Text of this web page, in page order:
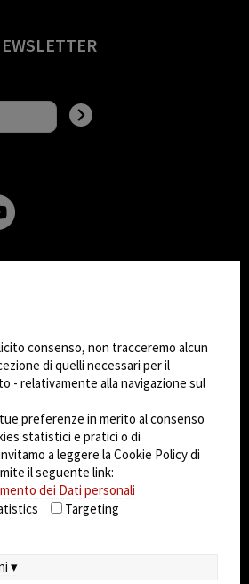
Società soggetta a direzione
KRENOVA SRL (Società a
- Sede Legale: Via Pana
(RA) Italy - REA: RA - 261533 -
€100.000,00
- EULA/DPA
consenso, non tracceremo alcun
di quelli necessari per il
- relativamente alla navigazione sul
preferenze in merito al consenso
statistici e pratici o di
a leggere la Cookie Policy di
il seguente link:
dei Dati personali
Targeting
▾